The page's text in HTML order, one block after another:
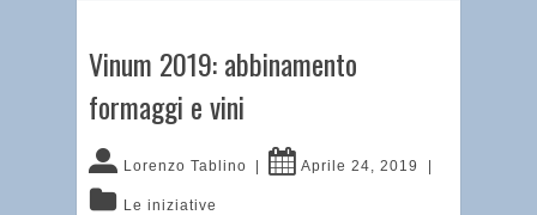
Vinum 2019: abbinamento
formaggi e vini
Lorenzo Tablino Aprile 24, 2019
Le iniziative